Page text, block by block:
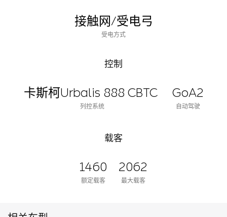
接触网/受电弓
受电方式
控制
卡斯柯Urbalis 888 CBTC
列控系统
GoA2
自动驾驶
载客
1460
额定载客
2062
最大载客